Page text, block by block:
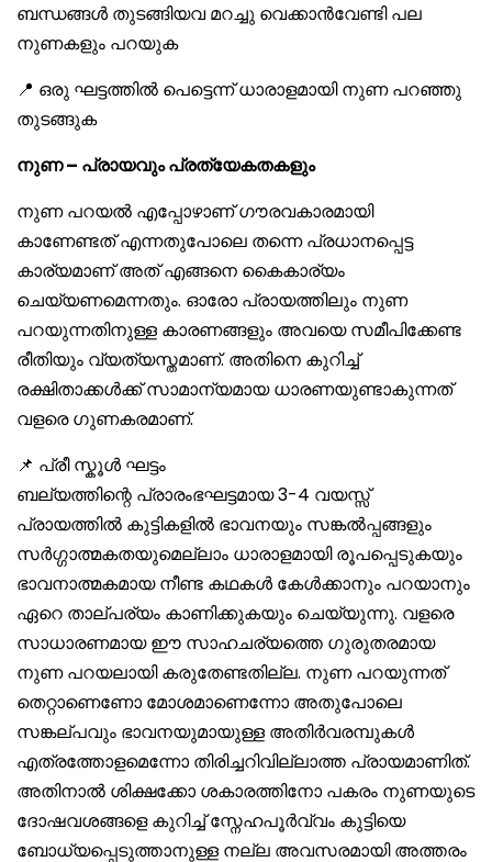
ബന്ധങ്ങൾ തുടങ്ങിയവ മറച്ചു വെക്കാൻവേണ്ടി പല
നുണകളും പറയുക
📍 ഒരു ഘട്ടത്തിൽ പെട്ടെന്ന് ധാരാളമായി നുണ പറഞ്ഞു
തുടങ്ങുക
നുണ – പ്രായവും പ്രത്യേകതകളും
നുണ പറയൽ എപ്പോഴാണ് ഗൗരവകാരമായി
കാണേണ്ടത് എന്നതുപോലെ തന്നെ പ്രധാനപ്പെട്ട
കാര്യമാണ് അത് എങ്ങനെ കൈകാര്യം
ചെയ്യണമെന്നതും. ഓരോ പ്രായത്തിലും നുണ
പറയുന്നതിനുള്ള കാരണങ്ങളും അവയെ സമീപിക്കേണ്ട
രീതിയും വ്യത്യസ്തമാണ്. അതിനെ കുറിച്ച്
രക്ഷിതാക്കൾക്ക് സാമാന്യമായ ധാരണയുണ്ടാകുന്നത്
വളരെ ഗുണകരമാണ്.
📌 പ്രീ സ്കൂൾ ഘട്ടം
ബല്യത്തിന്റെ പ്രാരംഭഘട്ടമായ 3-4 വയസ്സ്
പ്രായത്തിൽ കുട്ടികളിൽ ഭാവനയും സങ്കൽപ്പങ്ങളും
സർഗ്ഗാത്മകതയുമെല്ലാം ധാരാളമായി രൂപപ്പെടുകയും
ഭാവനാത്മകമായ നീണ്ട കഥകൾ കേൾക്കാനും പറയാനും
ഏറെ താല്പര്യം കാണിക്കുകയും ചെയ്യുന്നു. വളരെ
സാധാരണമായ ഈ സാഹചര്യത്തെ ഗുരുതരമായ
നുണ പറയലായി കരുതേണ്ടതില്ല. നുണ പറയുന്നത്
തെറ്റാണെണോ മോശമാണെന്നോ അതുപോലെ
സങ്കല്പവും ഭാവനയുമായുള്ള അതിർവരമ്പുകൾ
എത്രത്തോളമെന്നോ തിരിച്ചറിവില്ലാത്ത പ്രായമാണിത്.
അതിനാൽ ശിക്ഷക്കോ ശകാരത്തിനോ പകരം നുണയുടെ
ദോഷവശങ്ങളെ കുറിച്ച് സ്നേഹപൂർവ്വം കുട്ടിയെ
ബോധ്യപ്പെടുത്താനുള്ള നല്ല അവസരമായി അത്തരം